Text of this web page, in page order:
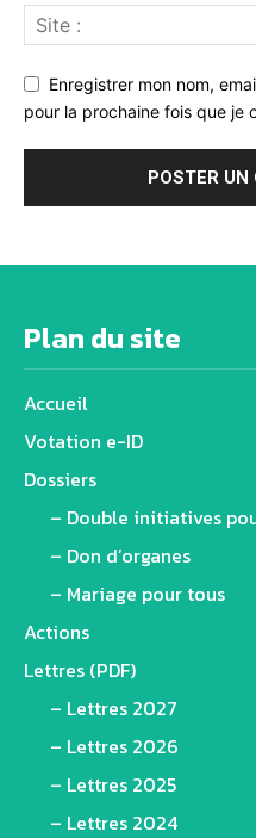
Enregistrer mon nom,
pour la prochaine fois que je
Plan du site
Accueil
Votation e-ID
Dossiers
– Double initiatives
– Don d’organes
– Mariage pour tous
Actions
Lettres (PDF)
– Lettres 2027
– Lettres 2026
– Lettres 2025
– Lettres 2024